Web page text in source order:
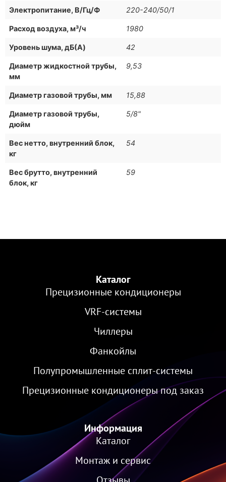
Электропитание, В/Гц/Ф 220-240/50/1
Расход воздуха, м³/ч 1980
Уровень шума, дБ(A) 42
Диаметр жидкостной трубы,
мм
9,53
Диаметр газовой трубы, мм 15,88
Диаметр газовой трубы,
дюйм
5/8"
Вес нетто, внутренний блок,
кг
54
Вес брутто, внутренний
блок, кг
59
Каталог
Прецизионные кондиционеры
VRF-cистемы
Чиллеры
Фанкойлы
Полупромышленные сплит-системы
Прецизионные кондиционеры под заказ
Информация
Каталог
Монтаж и сервис